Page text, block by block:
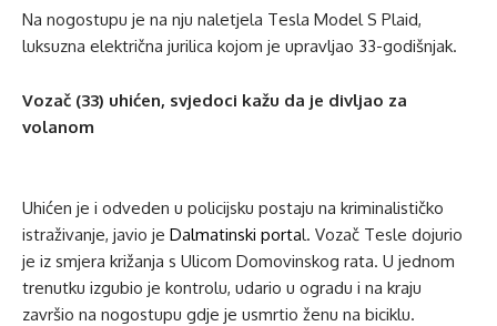
Na nogostupu je na nju naletjela Tesla Model S Plaid,
luksuzna električna jurilica kojom je upravljao 33-godišnjak.
Vozač (33) uhićen, svjedoci kažu da je divljao za
volanom
Uhićen je i odveden u policijsku postaju na kriminalističko
istraživanje, javio je Dalmatinski portal. Vozač Tesle dojurio
je iz smjera križanja s Ulicom Domovinskog rata. U jednom
trenutku izgubio je kontrolu, udario u ogradu i na kraju
završio na nogostupu gdje je usmrtio ženu na biciklu.